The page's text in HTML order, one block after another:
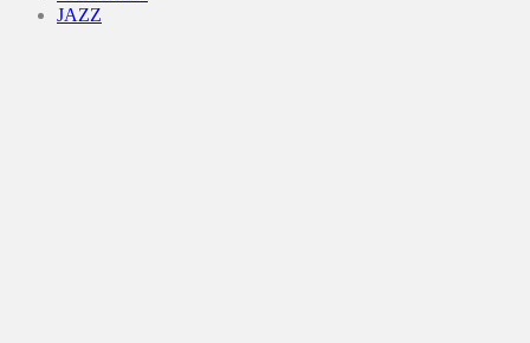
JAZZ